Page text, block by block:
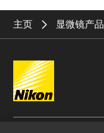
主页 显微镜产品